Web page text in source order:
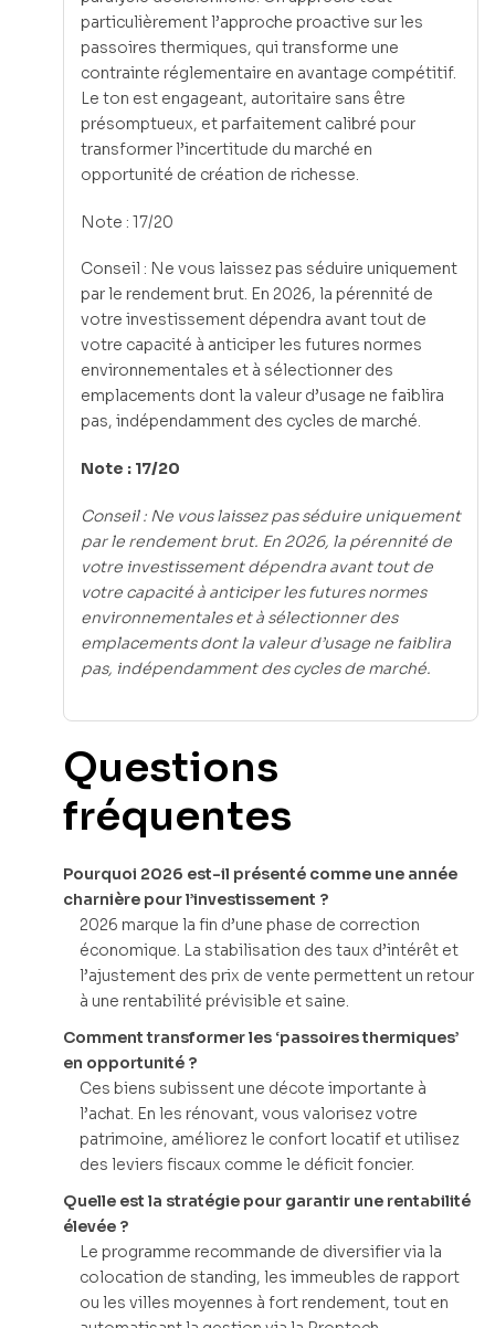
particulièrement l’approche proactive sur les
passoires thermiques, qui transforme une
contrainte réglementaire en avantage compétitif.
Le ton est engageant, autoritaire sans être
présomptueux, et parfaitement calibré pour
transformer l’incertitude du marché en
opportunité de création de richesse.
Note : 17/20
Conseil : Ne vous laissez pas séduire uniquement
par le rendement brut. En 2026, la pérennité de
votre investissement dépendra avant tout de
votre capacité à anticiper les futures normes
environnementales et à sélectionner des
emplacements dont la valeur d’usage ne faiblira
pas, indépendamment des cycles de marché.
Note : 17/20
Conseil : Ne vous laissez pas séduire uniquement
par le rendement brut. En 2026, la pérennité de
votre investissement dépendra avant tout de
votre capacité à anticiper les futures normes
environnementales et à sélectionner des
emplacements dont la valeur d’usage ne faiblira
pas, indépendamment des cycles de marché.
Questions
fréquentes
Pourquoi 2026 est-il présenté comme une année
charnière pour l’investissement ?
2026 marque la fin d’une phase de correction
économique. La stabilisation des taux d’intérêt et
l’ajustement des prix de vente permettent un retour
à une rentabilité prévisible et saine.
Comment transformer les ‘passoires thermiques’
en opportunité ?
Ces biens subissent une décote importante à
l’achat. En les rénovant, vous valorisez votre
patrimoine, améliorez le confort locatif et utilisez
des leviers fiscaux comme le déficit foncier.
Quelle est la stratégie pour garantir une rentabilité
élevée ?
Le programme recommande de diversifier via la
colocation de standing, les immeubles de rapport
ou les villes moyennes à fort rendement, tout en